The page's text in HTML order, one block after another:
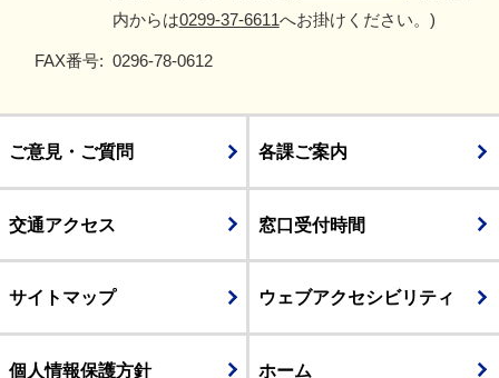
内からは0299-37-6611へお掛けください。)
FAX番号: 0296-78-0612
ご意見・ご質問 各課ご案内
交通アクセス 窓口受付時間
サイトマップ ウェブアクセシビリティ
個人情報保護方針 ホーム